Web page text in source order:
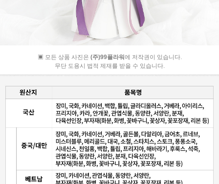
▣ 모든 상품 사진은 (주)99플라워에 저작권이 있습니다.
무단 도용시 법적 제재를 받을 수 있습니다.